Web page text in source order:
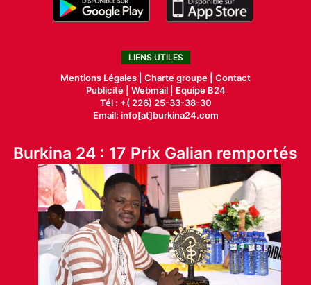
LIENS UTILES
Mentions Légales | Charte groupe | Contact
Publicité| Webmail |
Equipe B24
Tél : +( 226) 25-33-38-30
Email: info[at]burkina24.com
Burkina 24 : 17 Prix Galian remportés